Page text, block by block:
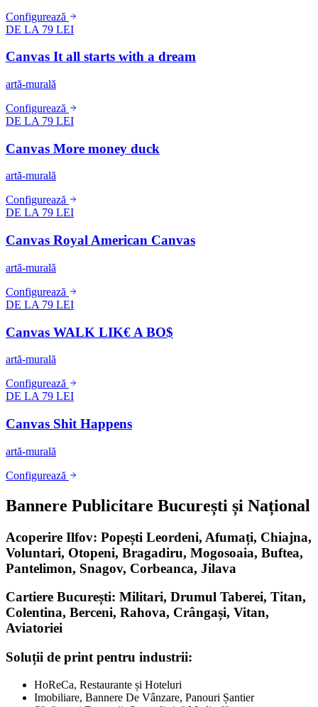
Configurează
DE LA 79 LEI
Canvas It all starts with a dream
artă-murală
Configurează
DE LA 79 LEI
Canvas More money duck
artă-murală
Configurează
DE LA 79 LEI
Canvas Royal American Canvas
artă-murală
Configurează
DE LA 79 LEI
Canvas WALK LIK€ A BO$
artă-murală
Configurează
DE LA 79 LEI
Canvas Shit Happens
artă-murală
Configurează
Bannere Publicitare București și Național
Acoperire Ilfov: Popești Leordeni, Afumați, Chiajna,
Voluntari, Otopeni, Bragadiru, Mogosoaia, Buftea,
Pantelimon, Snagov, Corbeanca, Jilava
Cartiere București: Militari, Drumul Taberei, Titan,
Colentina, Berceni, Rahova, Crângași, Vitan,
Aviatoriei
Soluții de print pentru industrii:
HoReCa, Restaurante și Hoteluri
Imobiliare, Bannere De Vânzare, Panouri Șantier